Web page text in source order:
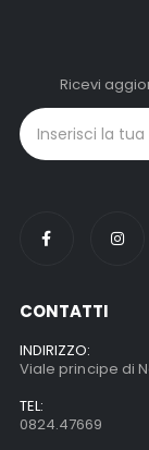
Ricevi
CONTATTI
INDIRIZZO:
Viale principe di
TEL:
0824.47669